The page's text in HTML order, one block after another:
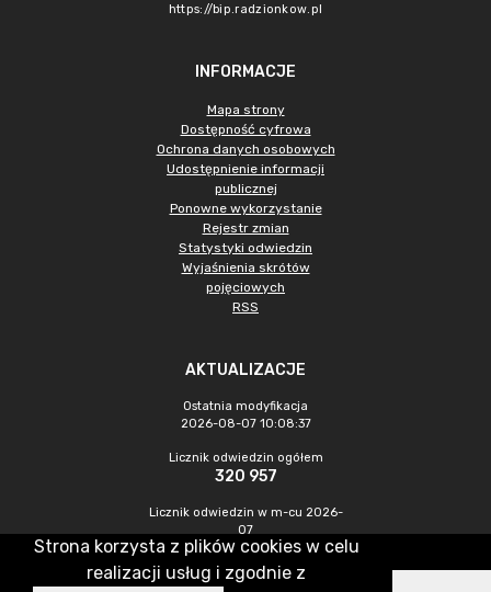
https://bip.radzionkow.pl
INFORMACJE
Mapa strony
Dostępność cyfrowa
Ochrona danych osobowych
Udostępnienie informacji
publicznej
Ponowne wykorzystanie
Rejestr zmian
Statystyki odwiedzin
Wyjaśnienia skrótów
pojęciowych
RSS
AKTUALIZACJE
Ostatnia modyfikacja
2026-08-07 10:08:37
Licznik odwiedzin ogółem
320 957
Licznik odwiedzin w m-cu 2026-
07
1 016
Strona korzysta z plików cookies w celu
realizacji usług i zgodnie z